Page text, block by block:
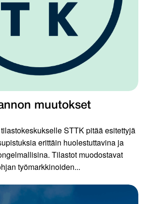
muutokset
STTK pitää esitettyjä
erittäin huolestuttavina ja
Tilastot muodostavat
työmarkkinoiden...